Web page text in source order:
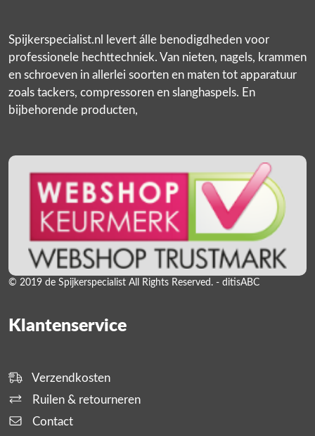
Spijkerspecialist.nl levert álle benodigdheden voor
professionele hechttechniek. Van nieten, nagels, krammen
en schroeven in allerlei soorten en maten tot apparatuur
zoals tackers, compressoren en slanghaspels. En
bijbehorende producten,
© 2019 de Spijkerspecialist All Rights Reserved. - ditisABC
Klantenservice
Verzendkosten
Ruilen & retourneren
Contact